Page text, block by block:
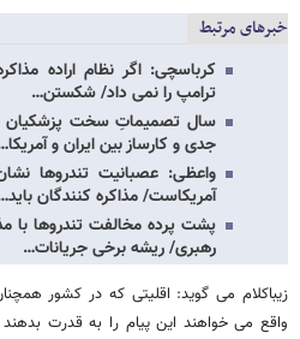
خبرهای مرتبط
کرباسچی: اگر نظام اراده
ترامپ را نمی داد/ شکستن…
سال تصمیماتِ سخت پزشکیان
جدی و کارساز بین ایران و
واعظی: عصبانیت تندروها
آمریکاست/ مذاکره کنندگان
پشت پرده مخالفت تندروها با
رهبری/ ریشه برخی جریانات…
زیباکلام می گوید: اقلیتی که در کشور
واقع می خواهند این پیام را به قدرت بدهند